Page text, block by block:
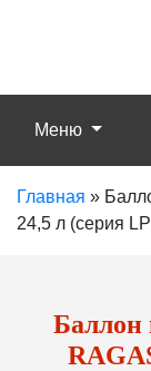
Меню
Главная »
24,5 л (серия
Баллон